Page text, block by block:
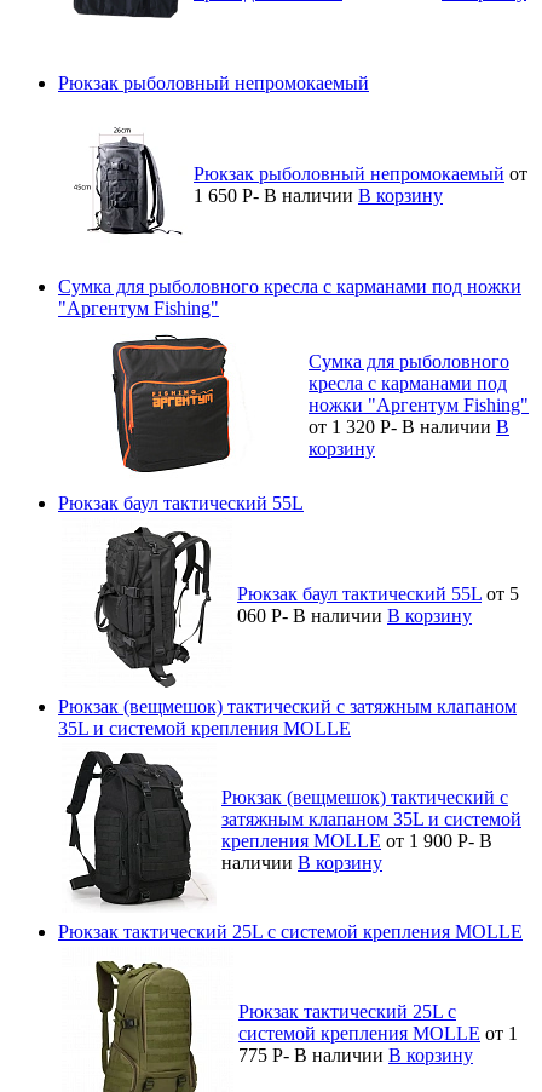
Рюкзак рыболовный непромокаемый
Рюкзак рыболовный непромокаемый от
1 650 Р- В наличии В корзину
Сумка для рыболовного кресла с карманами под ножки
"Аргентум Fishing"
Сумка для рыболовного
кресла с карманами под
ножки "Аргентум Fishing"
от 1 320 Р- В наличии В
корзину
Рюкзак баул тактический 55L
Рюкзак баул тактический 55L от 5
060 Р- В наличии В корзину
Рюкзак (вещмешок) тактический с затяжным клапаном
35L и системой крепления MOLLE
Рюкзак (вещмешок) тактический с
затяжным клапаном 35L и системой
крепления MOLLE от 1 900 Р- В
наличии В корзину
Рюкзак тактический 25L с системой крепления MOLLE
Рюкзак тактический 25L с
системой крепления MOLLE от 1
775 Р- В наличии В корзину